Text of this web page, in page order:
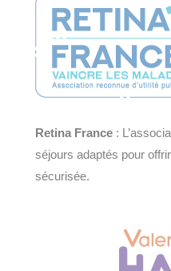
Retina France :
séjours adaptés pour
sécurisée.